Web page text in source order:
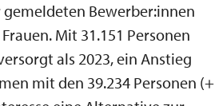
gemeldeten Bewerber:innen
Mit 31.151 Personen
als 2023, ein Anstieg
mit den 39.234 Personen (+